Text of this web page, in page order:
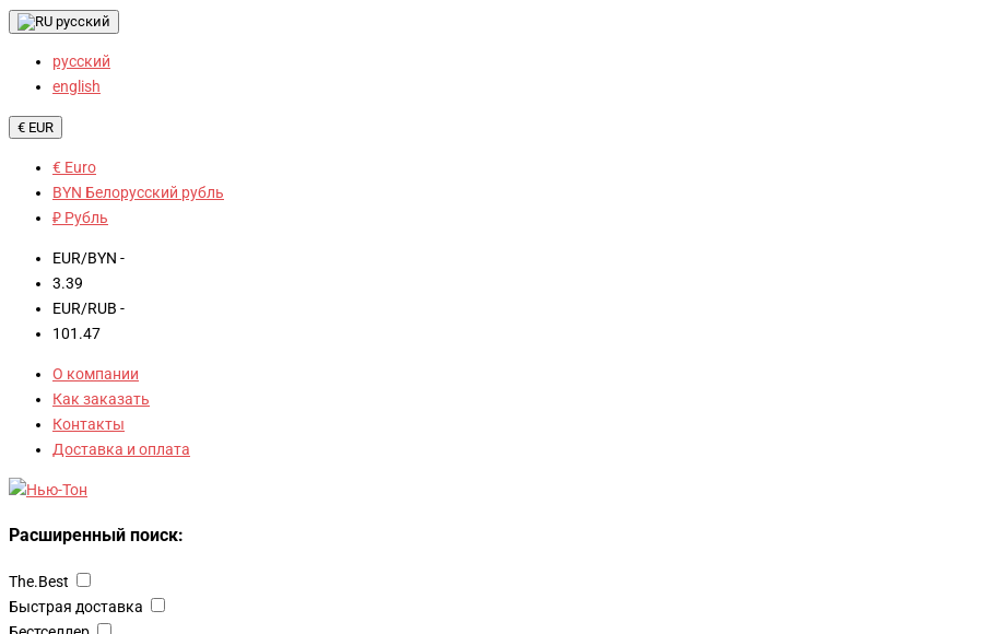
русский
русский
english
€ EUR
€ Euro
BYN Белорусский рубль
₽ Рубль
EUR/BYN -
3.39
EUR/RUB -
101.47
О компании
Как заказать
Контакты
Доставка и оплата
Расширенный поиск:
The.Best
Быстрая доставка